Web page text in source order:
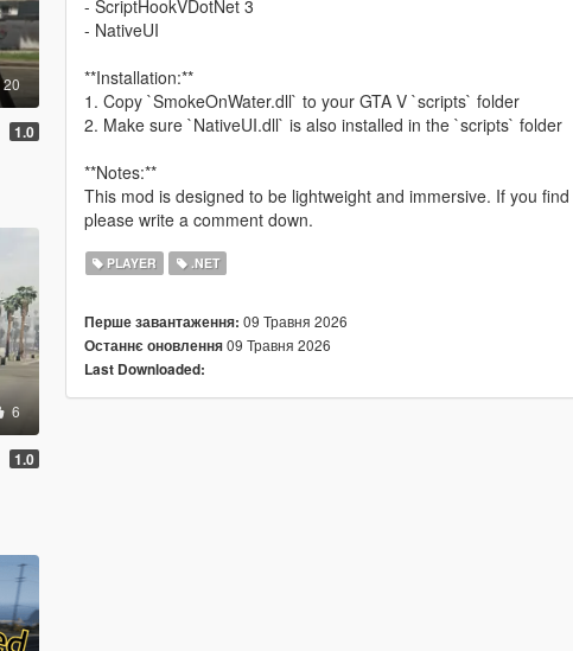
20
1.0
6
1.0
- ScriptHookVDotNet 3
- NativeUI
**Installation:**
1. Copy `SmokeOnWater.dll` to your GTA V `scripts` folder
2. Make sure `NativeUI.dll` is also installed in the `scripts` folder
**Notes:**
This mod is designed to be lightweight and immersive. If you
please write a comment down.
PLAYER .NET
Перше завантаження: 09 Травня 2026
Останнє оновлення09 Травня 2026
Last Downloaded: